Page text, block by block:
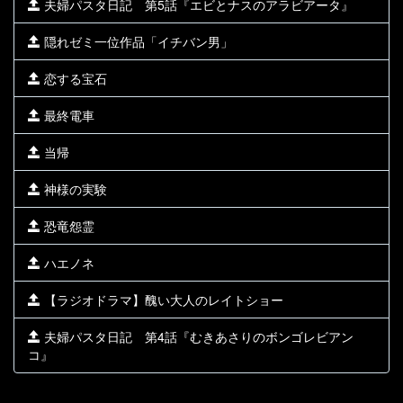
夫婦パスタ日記 第5話『エビとナスのアラビアータ』
隠れゼミ一位作品「イチバン男」
恋する宝石
最終電車
当帰
神様の実験
恐竜怨霊
ハエノネ
【ラジオドラマ】醜い大人のレイトショー
夫婦パスタ日記 第4話『むきあさりのボンゴレビアン
コ』